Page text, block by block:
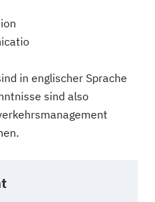
in englischer Sprache
sind also